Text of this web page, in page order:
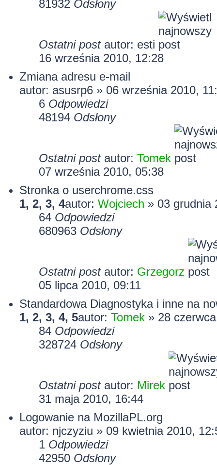
81932 Odsłony
Ostatni post autor: esti
16 września 2010, 12:28
Zmiana adresu e-mail
autor: asusrp6 » 06 września 2010,
6 Odpowiedzi
48194 Odsłony
Ostatni post autor: Tomek
07 września 2010, 05:38
Stronka o userchrome.css
1, 2, 3, 4autor: Wojciech » 03 grudnia
64 Odpowiedzi
680963 Odsłony
Ostatni post autor: Grzegorz
05 lipca 2010, 09:11
Standardowa Diagnostyka i inne na
1, 2, 3, 4, 5autor: Tomek » 28
84 Odpowiedzi
328724 Odsłony
Ostatni post autor: Mirek
31 maja 2010, 16:44
Logowanie na MozillaPL.org
autor: njczyziu » 09 kwietnia 2010,
1 Odpowiedzi
42950 Odsłony